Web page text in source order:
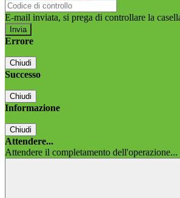
E-mail inviata, si prega di controllare la
Errore
Chiudi
Successo
Chiudi
Informazione
Chiudi
Attendere...
Attendere il completamento dell'operazione...